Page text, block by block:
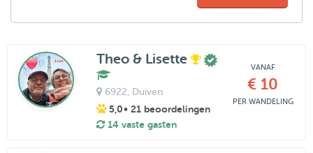
Theo & Lisette
6922 , Duiven
5,0• 21 beoordelingen
14 vaste gasten
VANAF
€ 10
PER WANDELING